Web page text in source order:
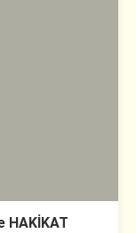
HAKİKAT